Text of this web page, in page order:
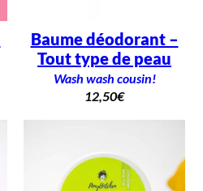
Baume déodorant –
Tout type de peau
Wash wash cousin!
12,50€